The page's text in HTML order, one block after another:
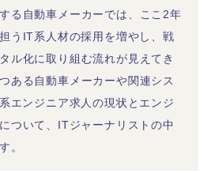
る自動車メーカーでは、ここ2年
うIT系人材の採用を増やし、戦
ル化に取り組む流れが見えてき
ある自動車メーカーや関連シス
エンジニア求人の現状とエンジ
ついて、ITジャーナリストの中
。